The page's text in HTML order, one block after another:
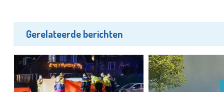
Gerelateerde berichten